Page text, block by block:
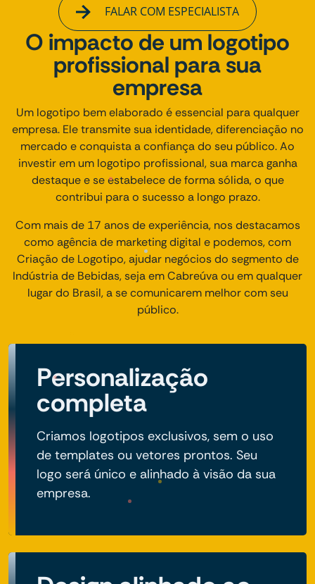
FALAR COM ESPECIALISTA
O impacto de um logotipo
profissional para sua
empresa
Um logotipo bem elaborado é essencial para qualquer
empresa. Ele transmite sua identidade, diferenciação no
mercado e conquista a confiança do seu público. Ao
investir em um logotipo profissional, sua marca ganha
destaque e se estabelece de forma sólida, o que
contribui para o sucesso a longo prazo.
Com mais de 17 anos de experiência, nos destacamos
como agência de marketing digital e podemos, com
Criação de Logotipo, ajudar negócios do segmento de
Indústria de Bebidas, seja em Cabreúva ou em qualquer
lugar do Brasil, a se comunicarem melhor com seu
público.
Personalização
completa
Criamos logotipos exclusivos, sem o uso
de templates ou vetores prontos. Seu
logo será único e alinhado à visão da sua
empresa.